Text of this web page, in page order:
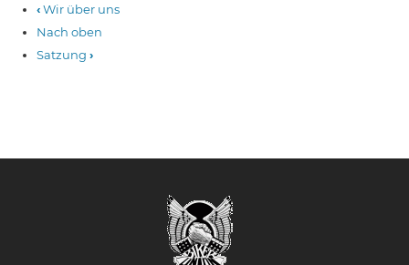
‹Wir über uns
Nach oben
Satzung ›